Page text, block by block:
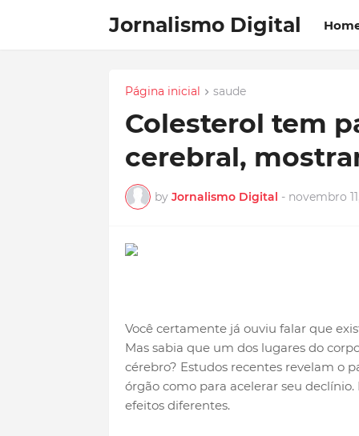
Jornalismo Digital
Página inicial saude
Colesterol tem
cerebral,
by Jornalismo Digital - novembro
Você certamente já ouviu falar que
Mas sabia que um dos lugares do
cérebro? Estudos recentes revelam o
órgão como para acelerar seu
efeitos diferentes.